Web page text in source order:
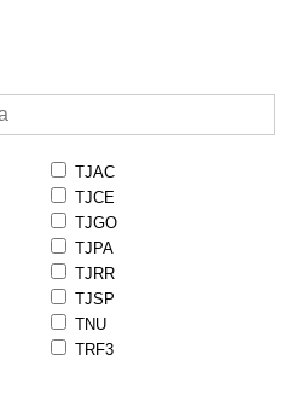
TJAC
TJCE
TJGO
TJPA
TJRR
TJSP
TNU
TRF3